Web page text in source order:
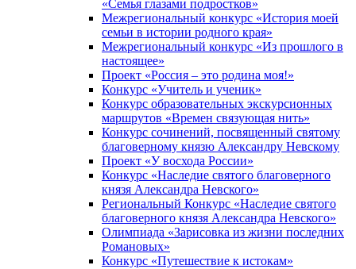
«Семья глазами подростков»
Межрегиональный конкурс «История моей
семьи в истории родного края»
Межрегиональный конкурс «Из прошлого в
настоящее»
Проект «Россия – это родина моя!»
Конкурс «Учитель и ученик»
Конкурс образовательных экскурсионных
маршрутов «Времен связующая нить»
Конкурс сочинений, посвященный святому
благоверному князю Александру Невскому
Проект «У восхода России»
Конкурс «Наследие святого благоверного
князя Александра Невского»
Региональный Конкурс «Наследие святого
благоверного князя Александра Невского»
Олимпиада «Зарисовка из жизни последних
Романовых»
Конкурс «Путешествие к истокам»